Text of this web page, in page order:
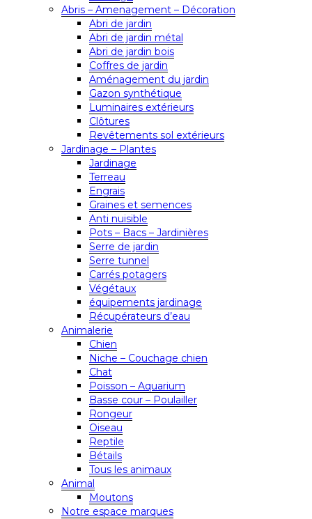
Abris – Amenagement – Décoration
Abri de jardin
Abri de jardin métal
Abri de jardin bois
Coffres de jardin
Aménagement du jardin
Gazon synthétique
Luminaires extérieurs
Clôtures
Revêtements sol extérieurs
Jardinage – Plantes
Jardinage
Terreau
Engrais
Graines et semences
Anti nuisible
Pots – Bacs – Jardinières
Serre de jardin
Serre tunnel
Carrés potagers
Végétaux
équipements jardinage
Récupérateurs d’eau
Animalerie
Chien
Niche – Couchage chien
Chat
Poisson – Aquarium
Basse cour – Poulailler
Rongeur
Oiseau
Reptile
Bétails
Tous les animaux
Animal
Moutons
Notre espace marques